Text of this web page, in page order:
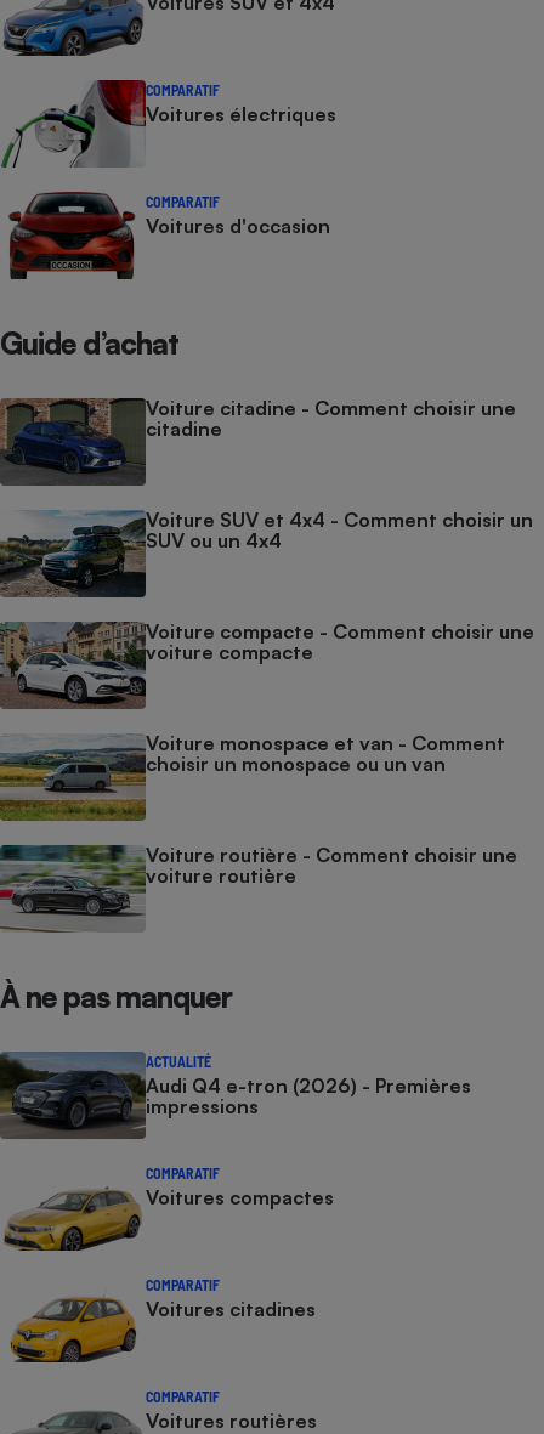
COMPARATIF
Voitures électriques
COMPARATIF
Voitures d'occasion
Guide d’achat
Voiture citadine - Comment choisir une
citadine
Voiture SUV et 4x4 - Comment choisir un
SUV ou un 4x4
Voiture compacte - Comment choisir une
voiture compacte
Voiture monospace et van - Comment
choisir un monospace ou un van
Voiture routière - Comment choisir une
voiture routière
À ne pas manquer
ACTUALITÉ
Audi Q4 e-tron (2026) - Premières
impressions
COMPARATIF
Voitures compactes
COMPARATIF
Voitures citadines
COMPARATIF
Voitures routières